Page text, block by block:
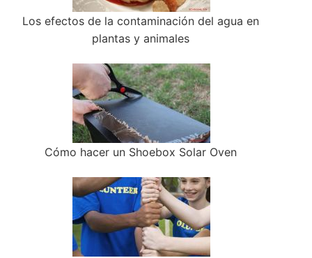
Los efectos de la contaminación del agua en
plantas y animales
Cómo hacer un Shoebox Solar Oven